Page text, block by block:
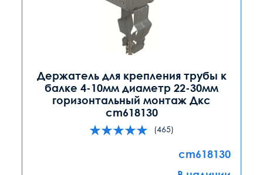
Держатель для крепления трубы к
балке 4-10мм диаметр 22-30мм
горизонтальный монтаж Дкс
cm618130
(465)
cm618130